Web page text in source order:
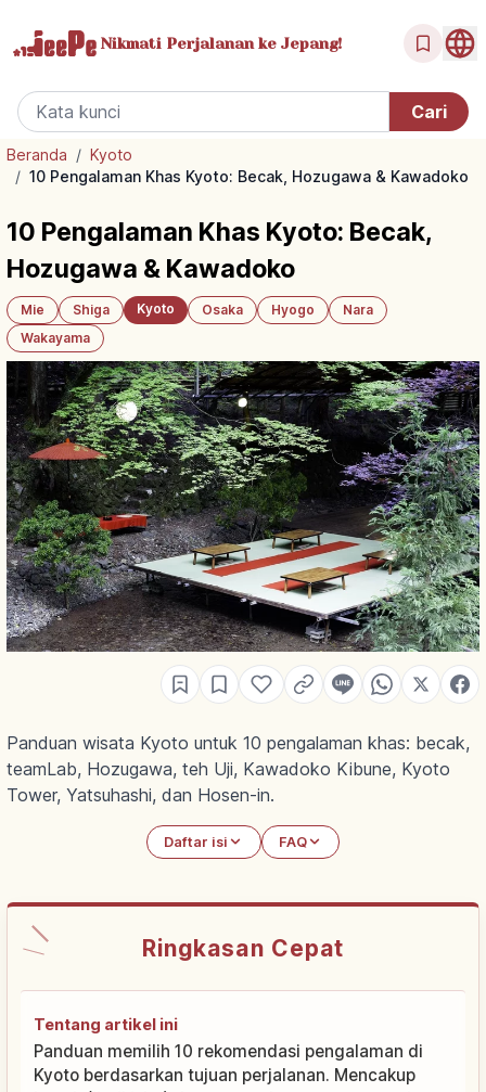
Nikmati Perjalanan ke Jepang!
Beranda / Kyoto
/ 10 Pengalaman Khas Kyoto: Becak, Hozugawa & Kawadoko
10 Pengalaman Khas Kyoto: Becak,
Hozugawa & Kawadoko
Mie Shiga Kyoto Osaka Hyogo
Nara
Wakayama
Panduan wisata Kyoto untuk 10 pengalaman khas: becak,
teamLab, Hozugawa, teh Uji, Kawadoko Kibune, Kyoto
Tower, Yatsuhashi, dan Hosen-in.
Daftar isi FAQ
Ringkasan Cepat
Tentang artikel ini
Panduan memilih 10 rekomendasi pengalaman di
Kyoto berdasarkan tujuan perjalanan. Mencakup